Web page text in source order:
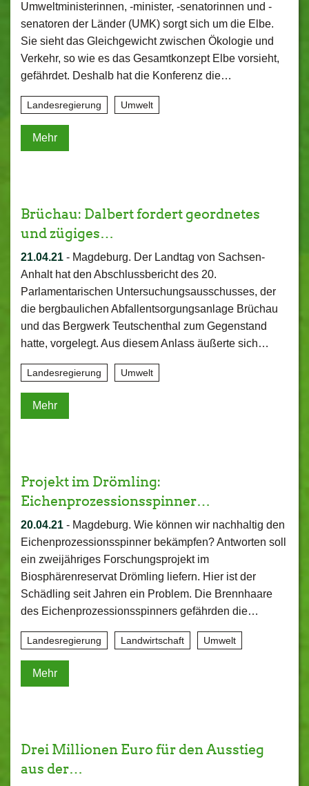
Umweltministerinnen, -minister, -senatorinnen und -
senatoren der Länder (UMK) sorgt sich um die Elbe.
Sie sieht das Gleichgewicht zwischen Ökologie und
Verkehr, so wie es das Gesamtkonzept Elbe vorsieht,
gefährdet. Deshalb hat die Konferenz die…
Landesregierung Umwelt
Mehr
Brüchau: Dalbert fordert geordnetes
und zügiges…
21.04.21 - Magdeburg. Der Landtag von Sachsen-
Anhalt hat den Abschlussbericht des 20.
Parlamentarischen Untersuchungsausschusses, der
die bergbaulichen Abfallentsorgungsanlage Brüchau
und das Bergwerk Teutschenthal zum Gegenstand
hatte, vorgelegt. Aus diesem Anlass äußerte sich…
Landesregierung Umwelt
Mehr
Projekt im Drömling:
Eichenprozessionsspinner…
20.04.21 - Magdeburg. Wie können wir nachhaltig den
Eichenprozessionsspinner bekämpfen? Antworten soll
ein zweijähriges Forschungsprojekt im
Biosphärenreservat Drömling liefern. Hier ist der
Schädling seit Jahren ein Problem. Die Brennhaare
des Eichenprozessionsspinners gefährden die…
Landesregierung Landwirtschaft Umwelt
Mehr
Drei Millionen Euro für den Ausstieg
aus der…